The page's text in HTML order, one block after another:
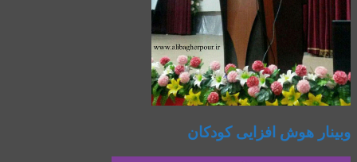
وبینار هوش افزایی کودکان